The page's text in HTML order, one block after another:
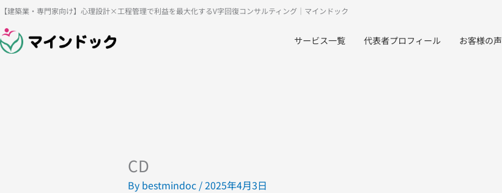
内
容
を
【建築業・専門家向け】心理設計×工程管理で利益を最大化するV字回復コンサルティング｜マインドック
サービス一覧 代表者プロフィール お客様の声
CD
By bestmindoc /2025年4月3日